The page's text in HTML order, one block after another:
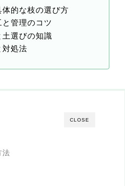
的な枝の選び方
管理のコツ
選びの知識
対処法
CLOSE
法